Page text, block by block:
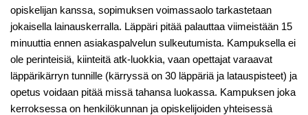
opiskelijan kanssa, sopimuksen voimassaolo tarkastetaan
jokaisella lainauskerralla. Läppäri pitää palauttaa viimeistään 15
minuuttia ennen asiakaspalvelun sulkeutumista. Kampuksella ei
ole perinteisiä, kiinteitä atk-luokkia, vaan opettajat varaavat
läppärikärryn tunnille (kärryssä on 30 läppäriä ja latauspisteet) ja
opetus voidaan pitää missä tahansa luokassa. Kampuksen joka
kerroksessa on henkilökunnan ja opiskelijoiden yhteisessä